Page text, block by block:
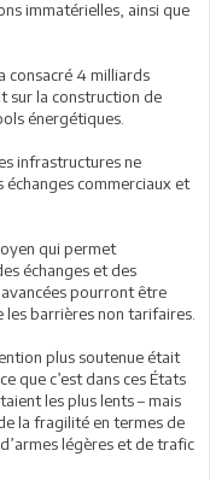
immatérielles, ainsi que
consacré 4 milliards
sur la construction de
énergétiques.
infrastructures ne
échanges commerciaux et
qui permet
échanges et des
avancées pourront être
les barrières non tarifaires.
plus soutenue était
que c’est dans ces États
les plus lents – mais
la fragilité en termes de
légères et de trafic